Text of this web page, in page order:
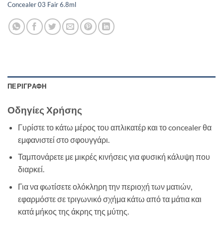
Concealer 03 Fair 6.8ml
ΠΕΡΙΓΡΑΦΉ
Οδηγίες Χρήσης
Γυρίστε το κάτω μέρος του απλικατέρ και το concealer θα
εμφανιστεί στο σφουγγάρι.
Ταμπονάρετε με μικρές κινήσεις για φυσική κάλυψη που
διαρκεί.
Για να φωτίσετε ολόκληρη την περιοχή των ματιών,
εφαρμόστε σε τριγωνικό σχήμα κάτω από τα μάτια και
κατά μήκος της άκρης της μύτης.